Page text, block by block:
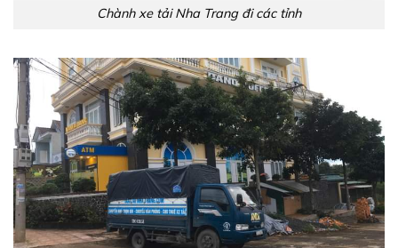
Chành xe tải Nha Trang đi các tỉnh